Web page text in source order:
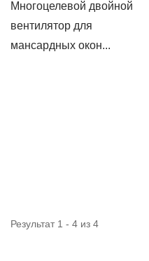
Многоцелевой двойной
вентилятор для
мансардных окон...
Результат 1 - 4 из 4